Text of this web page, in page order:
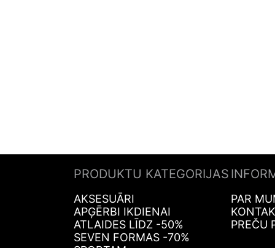
PRODUKTU KATEGORIJAS
AKSESUĀRI
APĢĒRBI IKDIENAI
ATLAIDES LĪDZ -50%
SEVEN FORMAS -70%
PAR
PREČU